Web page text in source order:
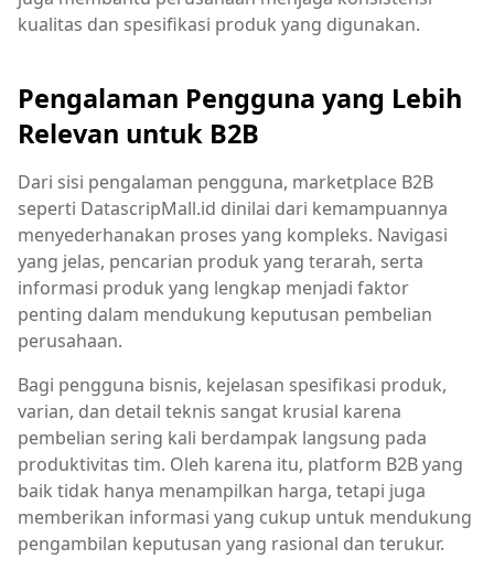
kualitas dan spesifikasi produk yang digunakan.
Pengalaman Pengguna yang Lebih
Relevan untuk B2B
Dari sisi pengalaman pengguna, marketplace B2B
seperti DatascripMall.id dinilai dari kemampuannya
menyederhanakan proses yang kompleks. Navigasi
yang jelas, pencarian produk yang terarah, serta
informasi produk yang lengkap menjadi faktor
penting dalam mendukung keputusan pembelian
perusahaan.
Bagi pengguna bisnis, kejelasan spesifikasi produk,
varian, dan detail teknis sangat krusial karena
pembelian sering kali berdampak langsung pada
produktivitas tim. Oleh karena itu, platform B2B yang
baik tidak hanya menampilkan harga, tetapi juga
memberikan informasi yang cukup untuk mendukung
pengambilan keputusan yang rasional dan terukur.